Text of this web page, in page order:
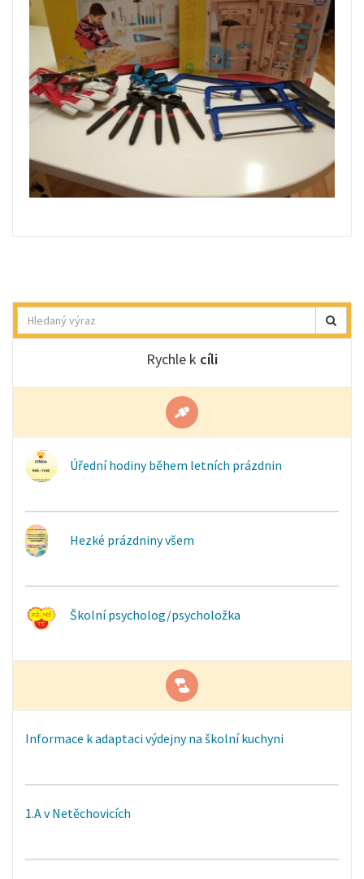
Hledat
Rychle k cíli
Úřední hodiny během letních prázdnin
Hezké prázdniny všem
Školní psycholog/psycholožka
Informace k adaptaci výdejny na školní kuchyni
1.A v Netěchovicích